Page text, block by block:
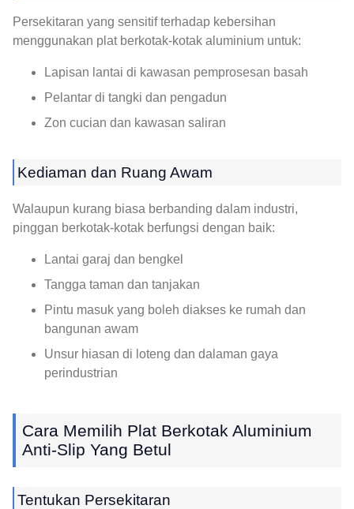
Persekitaran yang sensitif terhadap kebersihan
menggunakan plat berkotak-kotak aluminium untuk:
Lapisan lantai di kawasan pemprosesan basah
Pelantar di tangki dan pengadun
Zon cucian dan kawasan saliran
Kediaman dan Ruang Awam
Walaupun kurang biasa berbanding dalam industri,
pinggan berkotak-kotak berfungsi dengan baik:
Lantai garaj dan bengkel
Tangga taman dan tanjakan
Pintu masuk yang boleh diakses ke rumah dan
bangunan awam
Unsur hiasan di loteng dan dalaman gaya
perindustrian
Cara Memilih Plat Berkotak Aluminium
Anti-Slip Yang Betul
Tentukan Persekitaran